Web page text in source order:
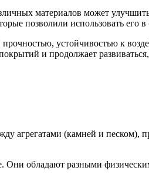
материалов может
позволили использовать его
прочностью, устойчивостью к
и продолжает развиваться,
агрегатами (камней и песком),
Они обладают разными